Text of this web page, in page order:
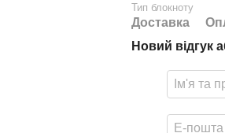
Тип блокноту
Доставка
Новий відгук